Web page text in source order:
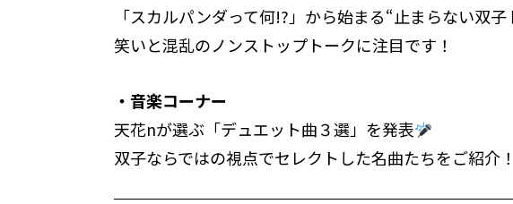
「スカルパンダって何!?」から始まる“止まらない双子
笑いと混乱のノンストップトークに注目です！
・音楽コーナー
天花nが選ぶ「デュエット曲３選」を発表
双子ならではの視点でセレクトした名曲たちをご紹介！